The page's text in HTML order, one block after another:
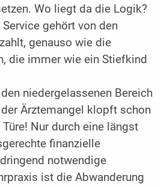
Wo liegt da die Logik?
gehört von den
genauso wie die
die immer wie ein Stiefkind
niedergelassenen Bereich
Ärztemangel klopft schon
Nur durch eine längst
finanzielle
notwendige
ist die Abwanderung